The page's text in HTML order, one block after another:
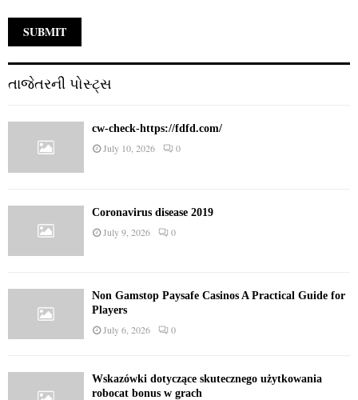
તાજેતરની પોસ્ટ્સ
cw-check-https://fdfd.com/
July 10, 2026 0
Coronavirus disease 2019
July 9, 2026 0
Non Gamstop Paysafe Casinos A Practical Guide for
Players
July 6, 2026 0
Wskazówki dotyczące skutecznego użytkowania
robocat bonus w grach